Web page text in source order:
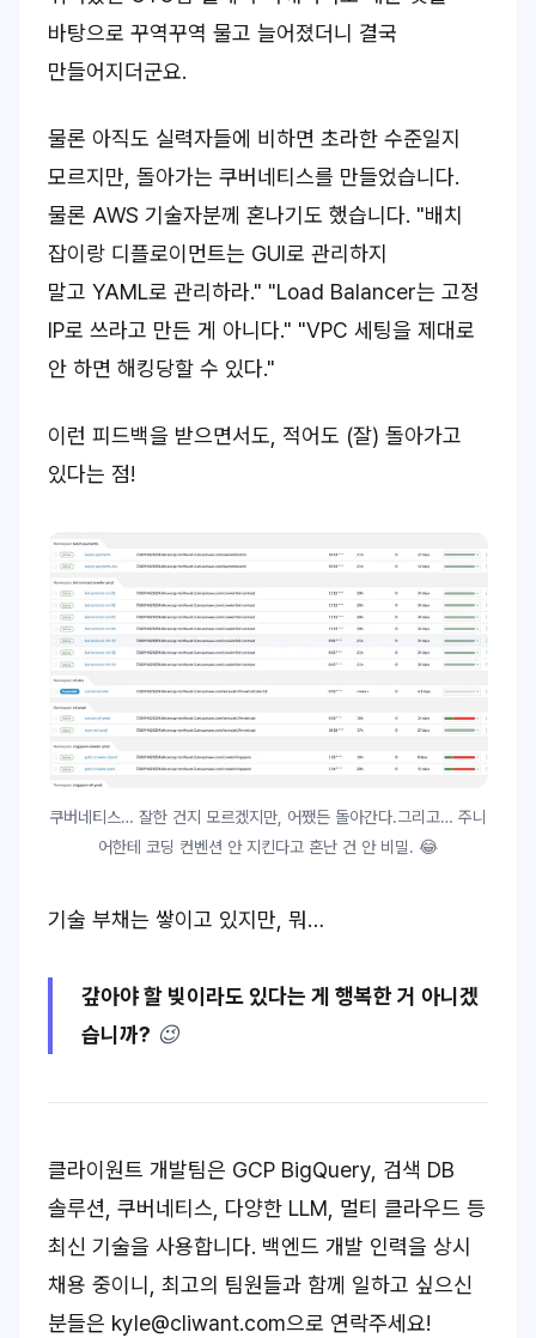
바탕으로 꾸역꾸역 물고 늘어졌더니 결국
만들어지더군요.
물론 아직도 실력자들에 비하면 초라한 수준일지
모르지만, 돌아가는 쿠버네티스를 만들었습니다.
물론 AWS 기술자분께 혼나기도 했습니다. "배치
잡이랑 디플로이먼트는 GUI로 관리하지
말고 YAML로 관리하라." "Load Balancer는 고정
IP로 쓰라고 만든 게 아니다." "VPC 세팅을 제대로
안 하면 해킹당할 수 있다."
이런 피드백을 받으면서도, 적어도 (잘) 돌아가고
있다는 점!
쿠버네티스… 잘한 건지 모르겠지만, 어쨌든 돌아간다.그리고… 주니
어한테 코딩 컨벤션 안 지킨다고 혼난 건 안 비밀. 😂
기술 부채는 쌓이고 있지만, 뭐…
갚아야 할 빚이라도 있다는 게 행복한 거 아니겠
습니까? 😉
클라이원트 개발팀은 GCP BigQuery, 검색 DB
솔루션, 쿠버네티스, 다양한 LLM, 멀티 클라우드 등
최신 기술을 사용합니다. 백엔드 개발 인력을 상시
채용 중이니, 최고의 팀원들과 함께 일하고 싶으신
분들은 kyle@cliwant.com으로 연락주세요!